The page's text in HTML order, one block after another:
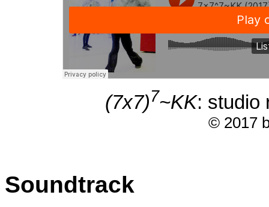
(7x7)7~KK: studio
© 2017
Soundtrack